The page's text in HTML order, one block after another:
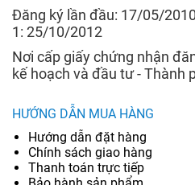
Đăng ký lần đầu: 17/05/
1: 25/10/2012
Nơi cấp giấy chứng nhận
kế hoạch và đầu tư - Thành
HƯỚNG DẪN MUA HÀNG
Hướng dẫn đặt hàng
Chính sách giao hàng
Thanh toán trực tiếp